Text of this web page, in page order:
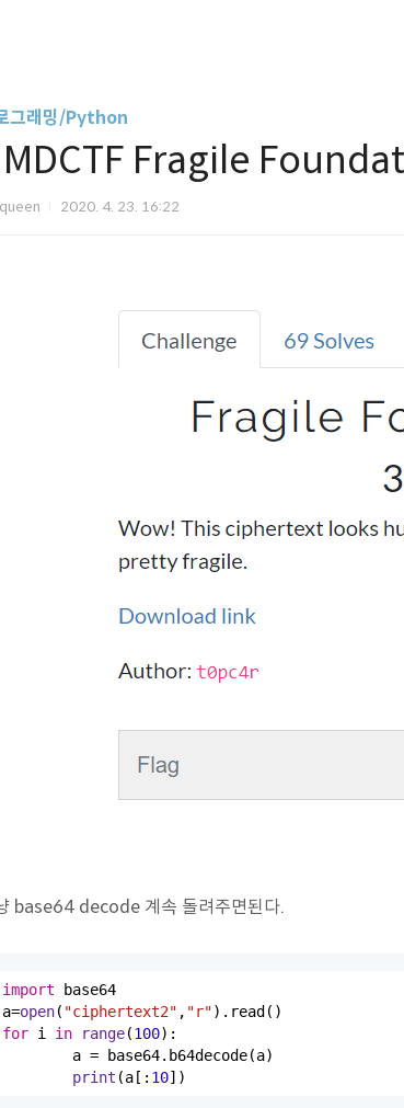
그래밍/Python
Fragile
2020. 4. 23. 16:22
base64 decode 계속 돌려주면된다.
import base64
a=open( "ciphertext2" , "r"
for i in range(100):
print (a[: 10])